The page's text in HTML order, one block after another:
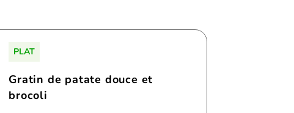
PLAT
Gratin de patate douce et
brocoli